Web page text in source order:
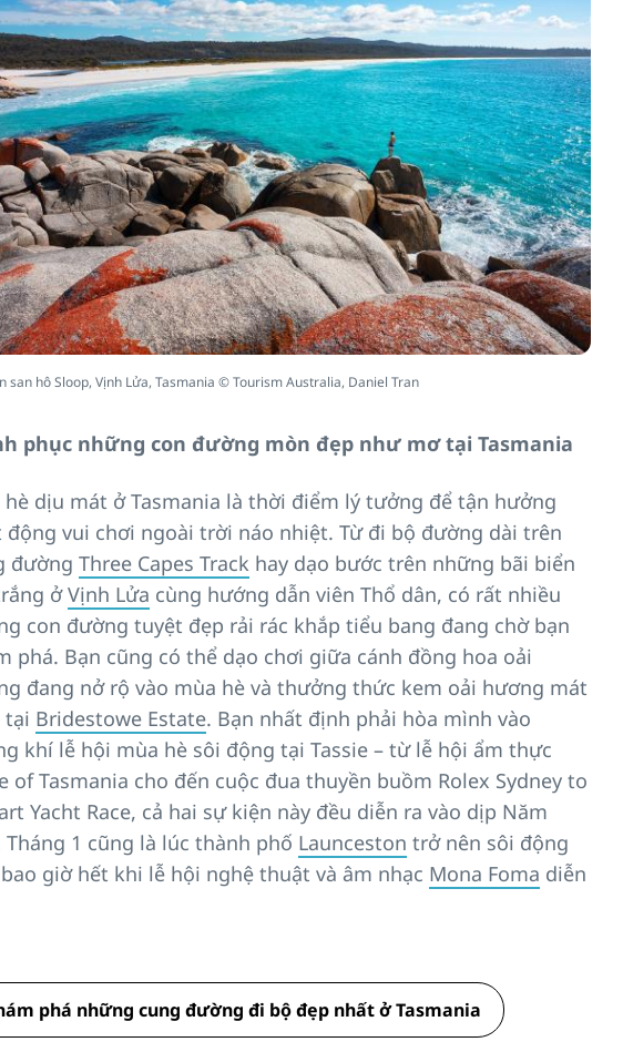
san hô Sloop, Vịnh Lửa, Tasmania © Tourism Australia, Daniel Tran
phục những con đường mòn đẹp như mơ tại Tasmania
hè dịu mát ở Tasmania là thời điểm lý tưởng để tận hưởng
động vui chơi ngoài trời náo nhiệt. Từ đi bộ đường dài trên
đường Three Capes Track hay dạo bước trên những bãi biển
ởVịnh Lửa cùng hướng dẫn viên Thổ dân, có rất nhiều
con đường tuyệt đẹp rải rác khắp tiểu bang đang chờ bạn
phá. Bạn cũng có thể dạo chơi giữa cánh đồng hoa oải
đang nở rộ vào mùa hè và thưởng thức kem oải hương mát
tại Bridestowe Estate. Bạn nhất định phải hòa mình vào
khí lễ hội mùa hè sôi động tại Tassie – từ lễ hội ẩm thực
of Tasmania cho đến cuộc đua thuyền buồm Rolex Sydney to
Yacht Race, cả hai sự kiện này đều diễn ra vào dịp Năm
Tháng 1 cũng là lúc thành phố Launceston trở nên sôi động
giờ hết khi lễ hội nghệ thuật và âm nhạc Mona Foma diễn
phá những cung đường đi bộ đẹp nhất ở Tasmania